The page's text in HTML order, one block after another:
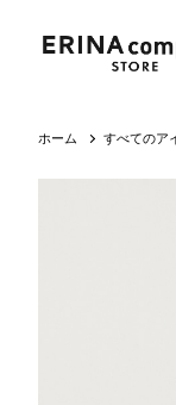
ホーム すべてのア